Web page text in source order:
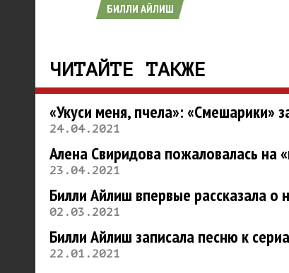
БИЛЛИ АЙЛИШ
ЧИТАЙТЕ ТАКЖЕ
«Укуси меня, пчела»: «Смешарики»
24.04.2021
Алена Свиридова пожаловалась на
23.04.2021
Билли Айлиш впервые рассказала о
02.03.2021
Билли Айлиш записала песню к
22.01.2021